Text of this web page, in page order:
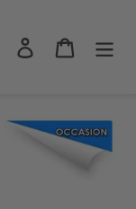
RechercherSe connecter
Panier